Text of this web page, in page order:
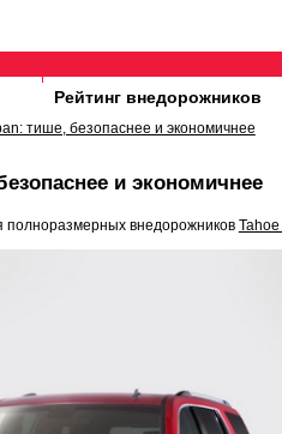
Рейтинг внедорожников
тише, безопаснее и экономичнее
и экономичнее
внедорожников Tahoe